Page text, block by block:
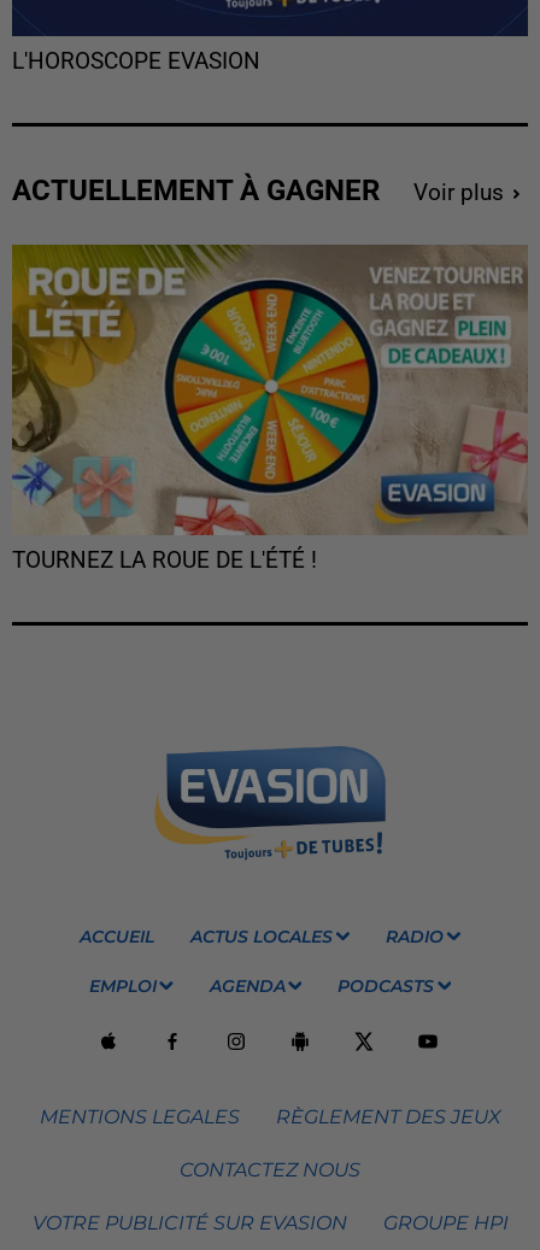
L'HOROSCOPE EVASION
ACTUELLEMENT À GAGNER Voir plus
TOURNEZ LA ROUE DE L'ÉTÉ !
ACCUEIL ACTUS LOCALES RADIO
EMPLOI AGENDA PODCASTS
MENTIONS LEGALES RÈGLEMENT DES JEUX
CONTACTEZ NOUS
VOTRE PUBLICITÉ SUR EVASION GROUPE HPI